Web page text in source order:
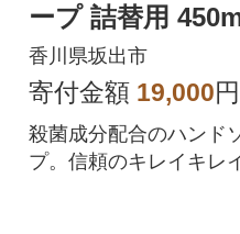
ープ 詰替用
袋】
香川県坂出市
寄付金額 19,000円
殺菌成分配合のハンド
プ。信頼のキレイキレ